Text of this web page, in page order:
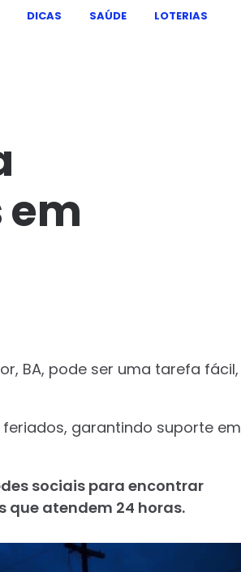
DICAS SAÚDE
LOTERIAS
em
BA, pode ser uma tarefa fácil,
garantindo suporte em
sociais para encontrar
que atendem 24 horas.